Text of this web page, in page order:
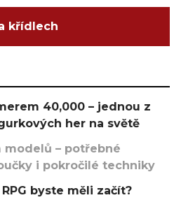
křídlech
40,000 – jednou z
her na světě
modelů – potřebné
i pokročilé techniky
byste měli začít?